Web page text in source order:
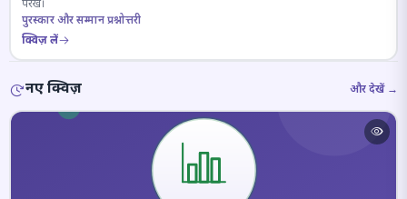
परखें।
पुरस्कार और सम्मान प्रश्नोत्तरी
क्विज़ लें
नए क्विज़ और देखें →